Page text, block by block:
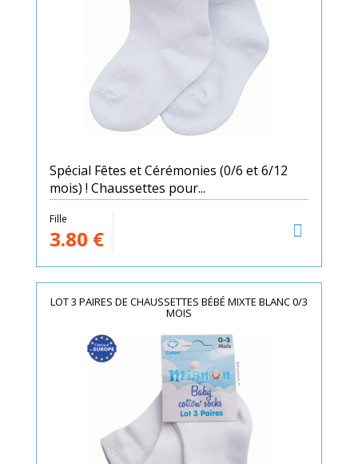
Spécial Fêtes et Cérémonies (0/6 et 6/12
mois) ! Chaussettes pour...
Fille
3.80 €
LOT 3 PAIRES DE CHAUSSETTES BÉBÉ MIXTE BLANC 0/3
MOIS